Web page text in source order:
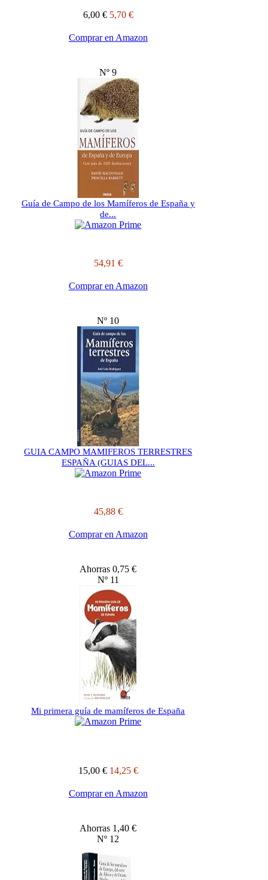
6,00 € 5,70 €
Comprar en Amazon
Nº 9
Guía de Campo de los Mamíferos de España y
de...
54,91 €
Comprar en Amazon
Nº 10
GUIA CAMPO MAMIFEROS TERRESTRES
ESPAÑA (GUIAS DEL...
45,88 €
Comprar en Amazon
Ahorras 0,75 €
Nº 11
Mi primera guía de mamíferos de España
15,00 € 14,25 €
Comprar en Amazon
Ahorras 1,40 €
Nº 12